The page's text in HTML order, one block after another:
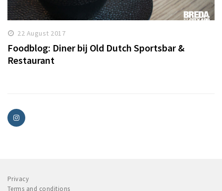
22 August 2017
Foodblog: Diner bij Old Dutch Sportsbar &
Restaurant
Privacy
Terms and conditions